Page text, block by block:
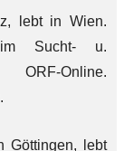
lebt in Wien.
Sucht- u.
Online.
Göttingen, lebt